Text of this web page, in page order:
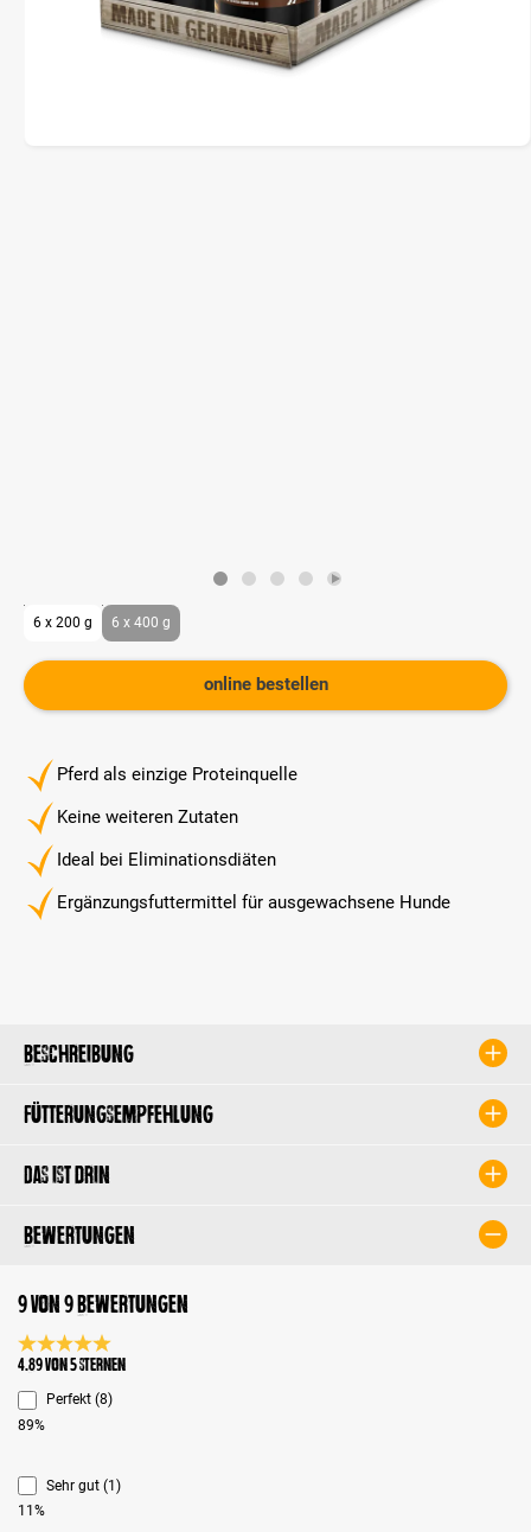
Pferd als einzige Proteinquelle
Keine weiteren Zutaten
Ideal bei Eliminationsdiäten
Ergänzungsfuttermittel für ausgewachsene Hunde
6 x 200 g 6 x 400 g
online bestellen
Beschreibung
Fütterungsempfehlung
Das ist drin
Bewertungen
9 von 9 Bewertungen
Durchschnittliche Bewertung 4.8 von 5 Sternen
4.89 von 5 Sternen
Perfekt (8)
89%
Sehr gut (1)
11%